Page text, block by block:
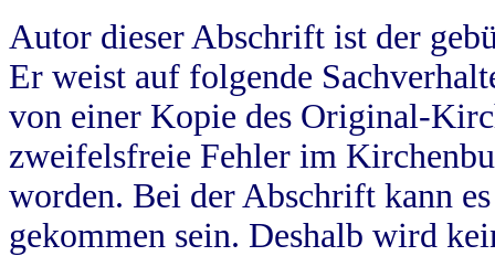
Autor dieser Abschrift ist der
Er weist auf folgende
von einer Kopie des Original-
zweifelsfreie Fehler im
worden. Bei der Abschrift kann
gekommen sein. Deshalb wird